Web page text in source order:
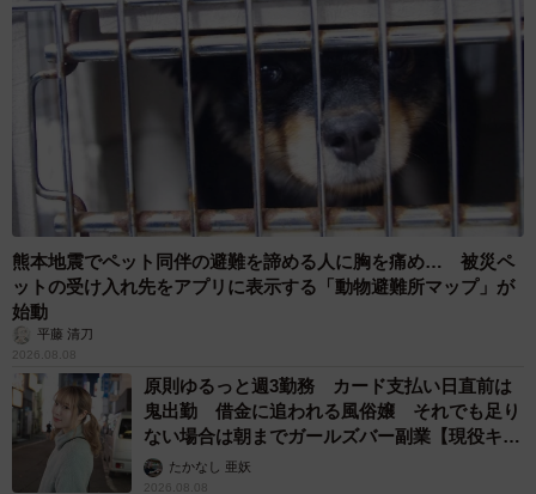
熊本地震でペット同伴の避難を諦める人に胸を痛め… 被災ペ
ットの受け入れ先をアプリに表示する「動物避難所マップ」が
始動
平藤 清刀
2026.08.08
原則ゆるっと週3勤務 カード支払い日直前は
鬼出勤 借金に追われる風俗嬢 それでも足り
ない場合は朝までガールズバー副業【現役キャ
ストに取材】
たかなし 亜妖
2026.08.08